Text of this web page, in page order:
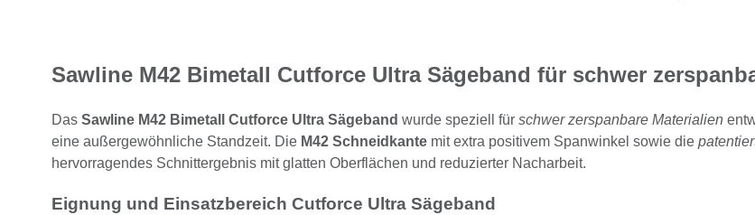
Sawline M42 Bimetall Cutforce Ultra Sägeband für schwer
Das Sawline M42 Bimetall Cutforce Ultra Sägeband wurde speziell für schwer zerspanbare Materialien
eine außergewöhnliche Standzeit. Die M42 Schneidkante mit extra positivem Spanwinkel sowie die
hervorragendes Schnittergebnis mit glatten Oberflächen und reduzierter Nacharbeit.
Eignung und Einsatzbereich Cutforce Ultra Sägeband